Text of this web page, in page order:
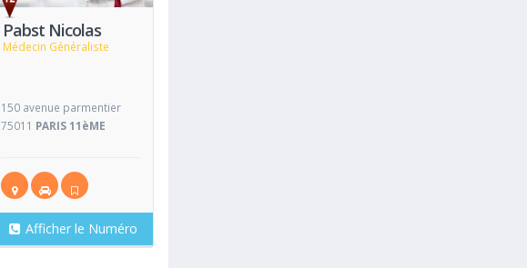
Pabst Nicolas
Médecin Généraliste
150 avenue parmentier
75011 PARIS 11èME
Afficher le Numéro